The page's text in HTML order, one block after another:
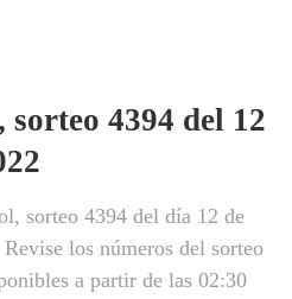
4394 del 12
sorteo 4394 del día 12 de
los números del sorteo
a partir de las 02:30